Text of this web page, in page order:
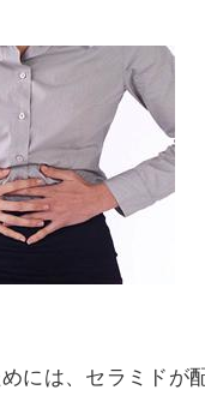
には、セラミドが